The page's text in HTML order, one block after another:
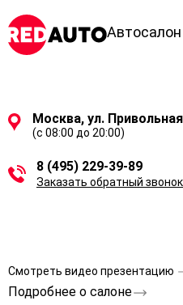
Москва, ул.
(с 08:00 до 20:00)
8 (495) 229-39-89
Заказать обратный звонок
Смотреть видео презентацию
Подробнее о салоне